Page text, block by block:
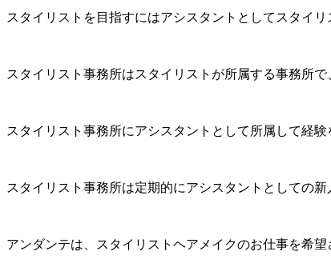
スタイリストを目指すにはアシスタントとしてスタイ
スタイリスト事務所はスタイリストが所属する事務所
スタイリスト事務所にアシスタントとして所属して経
スタイリスト事務所は定期的にアシスタントとしての
アンダンテは、スタイリストヘアメイクのお仕事を希望